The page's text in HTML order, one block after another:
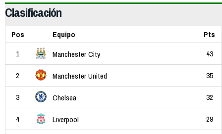
Clasificación
Pos Equipo
Pts
1
Manchester City 43
2 Manchester United 35
3 Chelsea 32
4 Liverpool 29